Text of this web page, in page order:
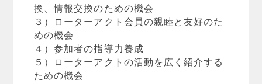
換、情報交換のための機会
３）ローターアクト会員の親睦と友好のた
めの機会
４）参加者の指導力養成
５）ローターアクトの活動を広く紹介する
ための機会